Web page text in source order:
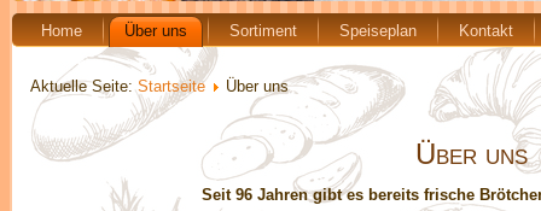
Home Über uns Sortiment Speiseplan Kontakt
Aktuelle Seite:Startseite Über uns
Über uns
Seit 96 Jahren gibt es bereits frische